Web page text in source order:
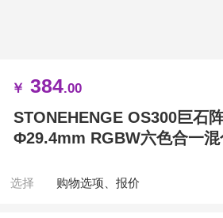
￥ 384.00
STONEHENGE OS300巨石
Φ29.4mm RGBW六色合一混
选择 购物选项、报价